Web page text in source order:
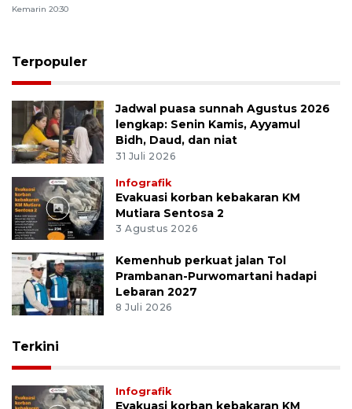
Kemarin 20:30
Terpopuler
Jadwal puasa sunnah Agustus 2026
lengkap: Senin Kamis, Ayyamul
Bidh, Daud, dan niat
31 Juli 2026
Infografik
Evakuasi korban kebakaran KM
Mutiara Sentosa 2
3 Agustus 2026
Kemenhub perkuat jalan Tol
Prambanan-Purwomartani hadapi
Lebaran 2027
8 Juli 2026
Terkini
Infografik